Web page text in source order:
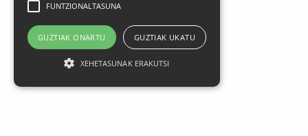
FUNTZIONALTASUNA
GUZTIAK ONARTU GUZTIAK UKATU
XEHETASUNAK ERAKUTSI